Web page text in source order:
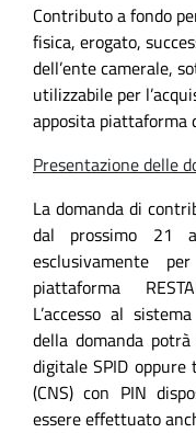
Contributo a fondo
fisica, erogato,
dell’ente camerale,
utilizzabile per
apposita piattaforma
Presentazione delle
La domanda di
dal prossimo 21
esclusivamente
piattaforma
L’accesso al
della domanda
digitale SPID
(CNS) con PIN
essere effettuato